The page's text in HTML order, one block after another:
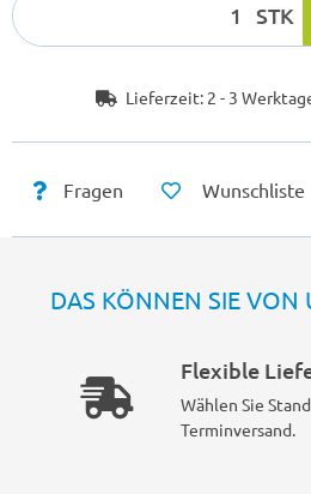
STK
Lieferzeit: 2 - 3
Fragen Wunschliste
DAS KÖNNEN SIE VON
Flexible
Wählen Sie
Terminversand.